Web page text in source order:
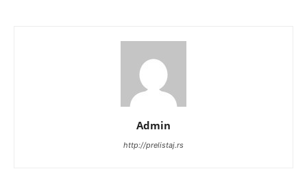
Admin
http://prelistaj.rs